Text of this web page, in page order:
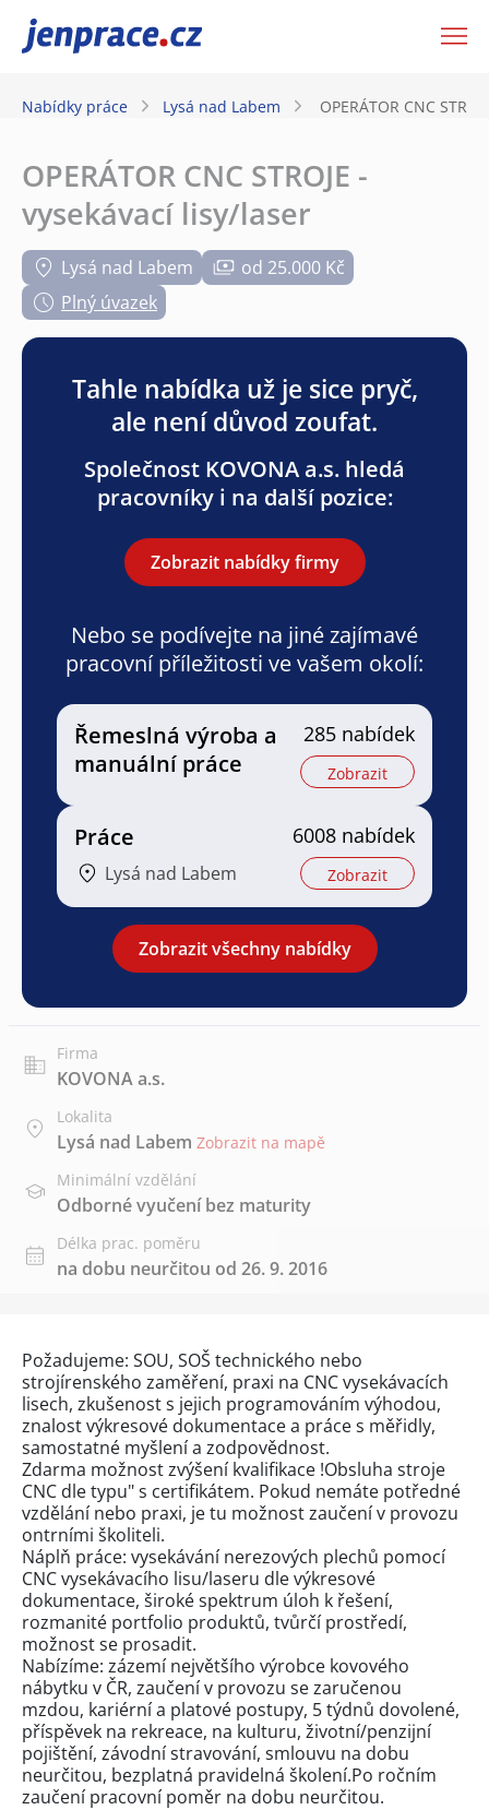
JenPráce.cz
Nabídky práce Lysá nad Labem OPERÁTOR CNC
OPERÁTOR CNC STROJE -
vysekávací lisy/laser
Lysá nad Labem
od 25.000 Kč
Plný úvazek
Tahle nabídka už je sice pryč,
ale není důvod zoufat.
Společnost KOVONA a.s. hledá
pracovníky i na další pozice:
Zobrazit nabídky firmy
Nebo se podívejte na jiné zajímavé
pracovní příležitosti ve vašem okolí:
Řemeslná výroba a
manuální práce
285 nabídek
Zobrazit
Práce
Lysá nad Labem
6008 nabídek
Zobrazit
Zobrazit všechny nabídky
Firma
KOVONA a.s.
Lokalita
Lysá nad Labem Zobrazit na mapě
Minimální vzdělání
Odborné vyučení bez maturity
Délka prac. poměru
na dobu neurčitou od 26. 9. 2016
Požadujeme: SOU, SOŠ technického nebo
strojírenského zaměření, praxi na CNC vysekávacích
lisech, zkušenost s jejich programováním výhodou,
znalost výkresové dokumentace a práce s měřidly,
samostatné myšlení a zodpovědnost.
Zdarma možnost zvýšení kvalifikace !Obsluha stroje
CNC dle typu" s certifikátem. Pokud nemáte potředné
vzdělání nebo praxi, je tu možnost zaučení v provozu
ontrními školiteli.
Náplň práce: vysekávání nerezových plechů pomocí
CNC vysekávacího lisu/laseru dle výkresové
dokumentace, široké spektrum úloh k řešení,
rozmanité portfolio produktů, tvůrčí prostředí,
možnost se prosadit.
Nabízíme: zázemí největšího výrobce kovového
nábytku v ČR, zaučení v provozu se zaručenou
mzdou, kariérní a platové postupy, 5 týdnů dovolené,
příspěvek na rekreace, na kulturu, životní/penzijní
pojištění, závodní stravování, smlouvu na dobu
neurčitou, bezplatná pravidelná školení.Po ročním
zaučení pracovní poměr na dobu neurčitou.